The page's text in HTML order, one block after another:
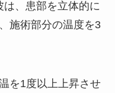
は、患部を立体的に
施術部分の温度を3
を1度以上上昇させ